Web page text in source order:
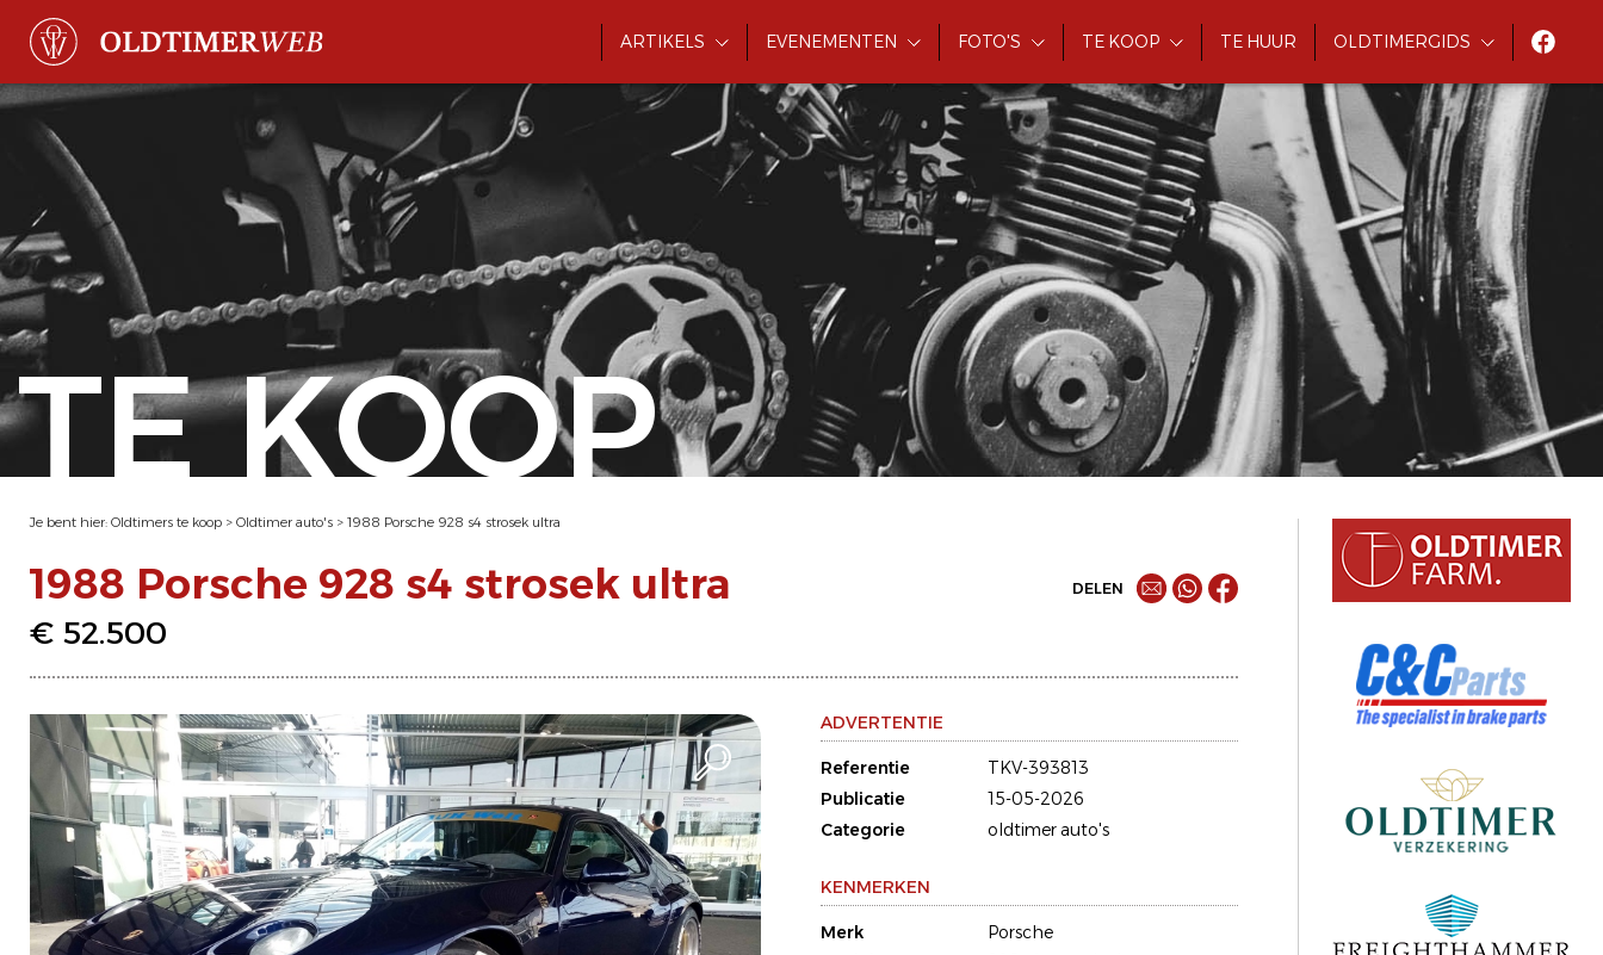
ARTIKELS EVENEMENTEN FOTO'S TE KOOP TE HUUR OLDTIMERGIDS
TE KOOP
Je bent hier: Oldtimers te koop > Oldtimer auto's > 1988 Porsche 928 s4 strosek ultra
1988 Porsche 928 s4 strosek ultra
€ 52.500
DELEN
ADVERTENTIE
Referentie
TKV-393813
Publicatie
15-05-2026
Categorie
oldtimer auto's
KENMERKEN
Merk
Porsche